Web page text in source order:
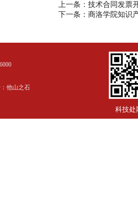
上一条：技术合同发票
下一条：商洛学院知识
他山之石
科技处